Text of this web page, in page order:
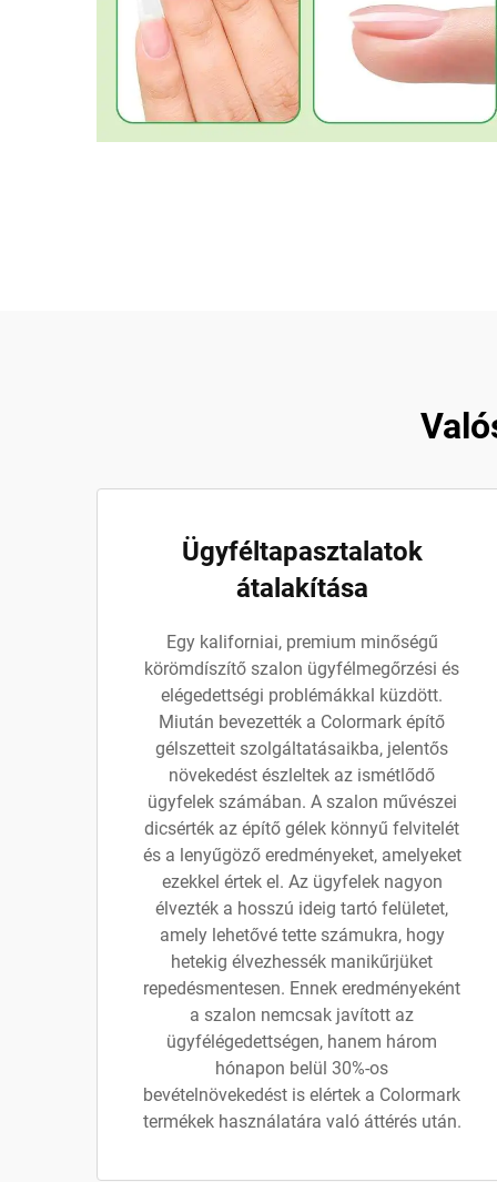
Ügyféltapasztalatok
átalakítása
Egy kaliforniai, premium minőségű
körömdíszítő szalon ügyfélmegőrzési és
elégedettségi problémákkal küzdött.
Miután bevezették a Colormark építő
gélszetteit szolgáltatásaikba, jelentős
növekedést észleltek az ismétlődő
ügyfelek számában. A szalon művészei
dicsérték az építő gélek könnyű felvitelét
és a lenyűgöző eredményeket, amelyeket
ezekkel értek el. Az ügyfelek nagyon
élvezték a hosszú ideig tartó felületet,
amely lehetővé tette számukra, hogy
hetekig élvezhessék manikűrjüket
repedésmentesen. Ennek eredményeként
a szalon nemcsak javított az
ügyfélégedettségen, hanem három
hónapon belül 30%-os
bevételnövekedést is elértek a Colormark
termékek használatára való áttérés után.